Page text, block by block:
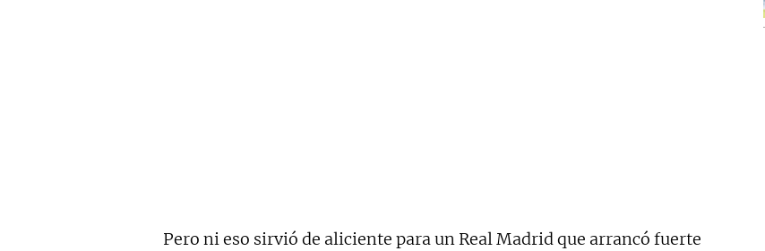
Pero ni eso sirvió de aliciente para un Real Madrid que arrancó fuerte